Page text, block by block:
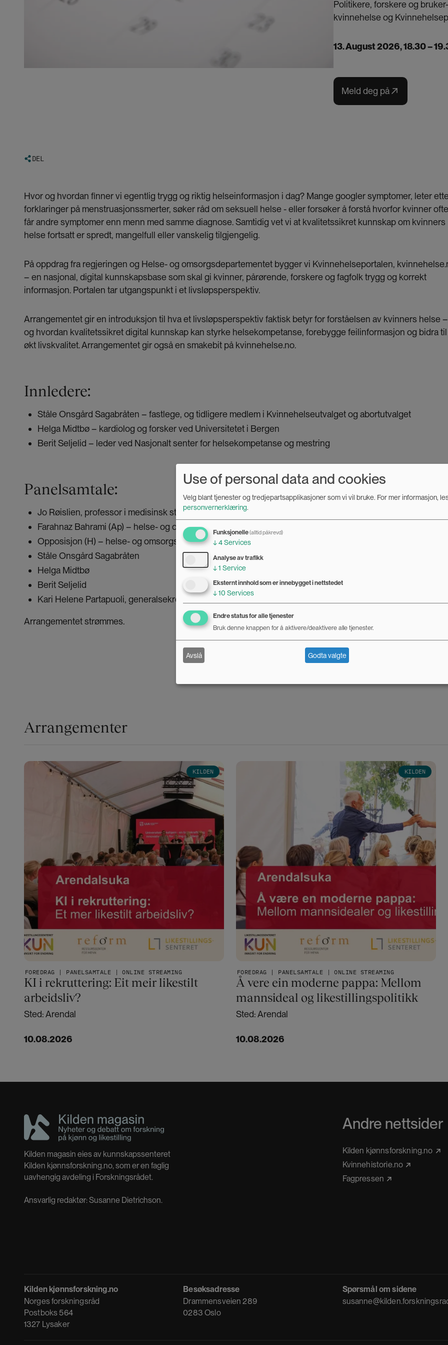
Politikere, forskere og
kvinnehelse og
13. August 2026, 18.30 –
Meld deg på
DEL
Hvor og hvordan finner vi egentlig trygg og riktig helseinformasjon i dag? Mange googler symptomer, leter
forklaringer på menstruasjonssmerter, søker råd om seksuell helse - eller forsøker å forstå hvorfor kvinner ofte
får andre symptomer enn menn med samme diagnose. Samtidig vet vi at kvalitetssikret kunnskap om kvinners
helse fortsatt er spredt, mangelfull eller vanskelig tilgjengelig.
På oppdrag fra regjeringen og Helse- og omsorgsdepartementet bygger vi Kvinnehelseportalen,
– en nasjonal, digital kunnskapsbase som skal gi kvinner, pårørende, forskere og fagfolk trygg og korrekt
informasjon. Portalen tar utgangspunkt i et livsløpsperspektiv.
Arrangementet gir en introduksjon til hva et livsløpsperspektiv faktisk betyr for forståelsen av kvinners helse –
og hvordan kvalitetssikret digital kunnskap kan styrke helsekompetanse, forebygge feilinformasjon og bidra til
økt livskvalitet. Arrangementet gir også en smakebit på kvinnehelse.no.
Innledere:
Ståle Onsgård Sagabråten – fastlege, og tidligere medlem i Kvinnehelseutvalget og abortutvalget
Helga Midtbø – kardiolog og forsker ved Universitetet i Bergen
Berit Seljelid – leder ved Nasjonalt senter for helsekompetanse og mestring
Panelsamtale:
Jo Røislien, professor i medisinsk statistikk ved Universitetet i Stavanger (leder samtalen)
Farahnaz Bahrami (Ap) – helse- og omsorgskomiteen
Opposisjon (H) – helse- og omsorgskomiteen
Ståle Onsgård Sagabråten
Helga Midtbø
Berit Seljelid
Kari Helene Partapuoli, generalsekretær i Sanitetskvinnene
Arrangementet strømmes.
Arrangementer
FOREDRAG | PANELSAMTALE | ONLINE STREAMING
KI i rekruttering: Eit meir likestilt
arbeidsliv?
Sted: Arendal
10.08.2026
Bilde KILDEN
FOREDRAG | PANELSAMTALE | ONLINE STREAMING
Å vere ein moderne pappa: Mellom
mannsideal og likestillingspolitikk
Sted: Arendal
10.08.2026
KILDEN
Kilden magasin eies av kunnskapssenteret
Kilden kjønnsforskning.no, som er en faglig
uavhengig avdeling i Forskningsrådet.
Ansvarlig redaktør: Susanne Dietrichson.
Andre nettsider
Kilden kjønnsforskning.no
Kvinnehistorie.no
Fagpressen
Kilden kjønnsforskning.no
Norges forskningsråd
Postboks 564
1327 Lysaker
Besøksadresse
Drammensveien 289
0283 Oslo
Spørsmål om sidene
Use of personal data and cookies
Velg blant tjenester og tredjepartsapplikasjoner som vi vil bruke. For mer informasjon,
personvernerklæring.
Funksjonelle(alltid påkrevd)
↓4Services
Analyse av trafikk
↓1 Service
Eksternt innhold som er innebygget i nettstedet
↓10 Services
Endre status for alle tjenester
Bruk denne knappen for å aktivere/deaktivere alle tjenester.
Avslå Godta valgte